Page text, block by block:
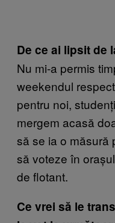
De ce ai lipsit de
Nu mi-a permis
weekendul
pentru noi,
mergem acasă
să se ia o măsură
să voteze în
de flotant.
Ce vrei să le